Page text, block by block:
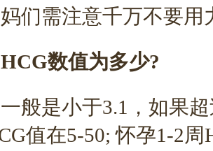
们需注意千万不要用
数值为多少?
是小于3.1，如果超
值在5-50; 怀孕1-2